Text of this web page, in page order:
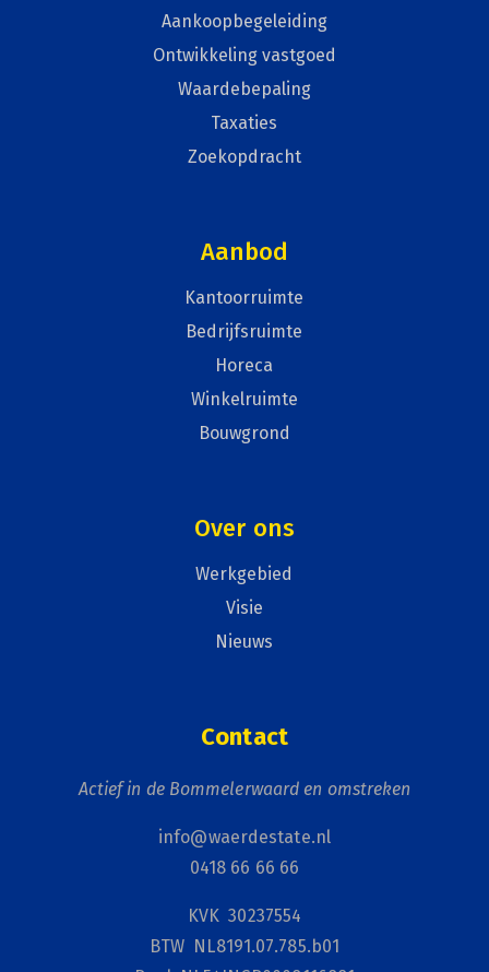
Aankoopbegeleiding
Ontwikkeling vastgoed
Waardebepaling
Taxaties
Zoekopdracht
Aanbod
Kantoorruimte
Bedrijfsruimte
Horeca
Winkelruimte
Bouwgrond
Over ons
Werkgebied
Visie
Nieuws
Contact
Actief in de Bommelerwaard en omstreken
info@waerdestate.nl
0418 66 66 66
KVK 30237554
BTW NL8191.07.785.b01